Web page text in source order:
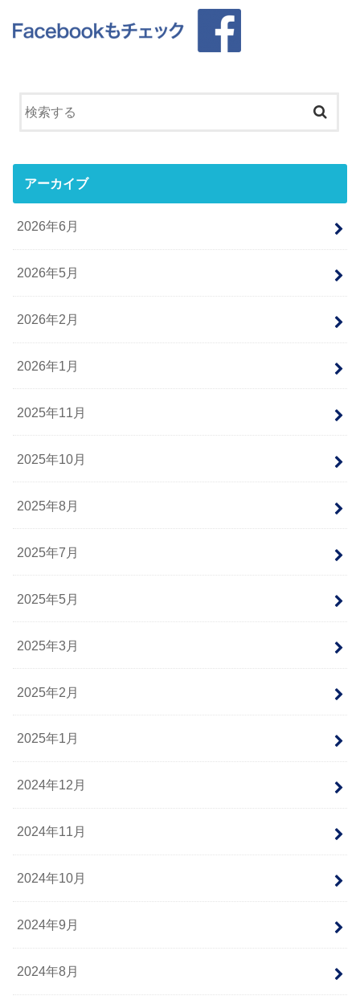
アーカイブ
2026年6月
2026年5月
2026年2月
2026年1月
2025年11月
2025年10月
2025年8月
2025年7月
2025年5月
2025年3月
2025年2月
2025年1月
2024年12月
2024年11月
2024年10月
2024年9月
2024年8月